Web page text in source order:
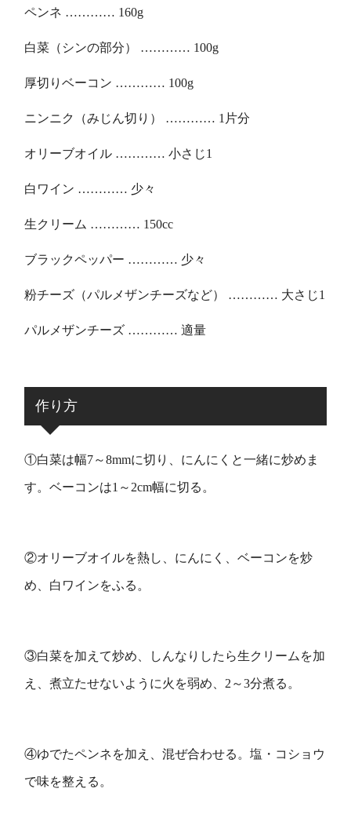
ペンネ ………… 160g
白菜（シンの部分） ………… 100g
厚切りベーコン ………… 100g
ニンニク（みじん切り） ………… 1片分
オリーブオイル ………… 小さじ1
白ワイン ………… 少々
生クリーム ………… 150cc
ブラックペッパー ………… 少々
粉チーズ（パルメザンチーズなど） ………… 大さじ1
パルメザンチーズ ………… 適量
作り方
①白菜は幅7～8mmに切り、にんにくと一緒に炒めま
す。ベーコンは1～2cm幅に切る。
②オリーブオイルを熱し、にんにく、ベーコンを炒
め、白ワインをふる。
③白菜を加えて炒め、しんなりしたら生クリームを加
え、煮立たせないように火を弱め、2～3分煮る。
④ゆでたペンネを加え、混ぜ合わせる。塩・コショウ
で味を整える。